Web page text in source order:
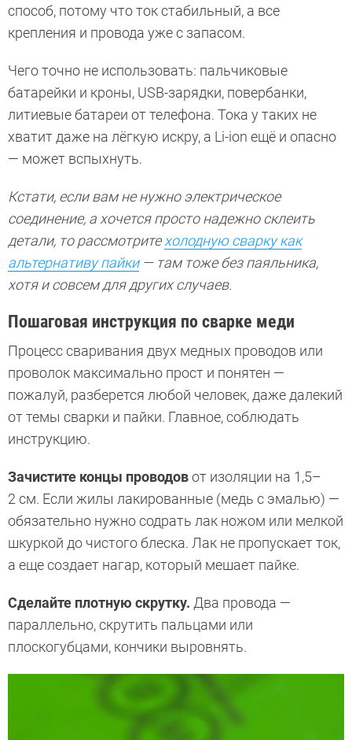
способ, потому что ток стабильный, а все
крепления и провода уже с запасом.
Чего точно не использовать: пальчиковые
батарейки и кроны, USB-зарядки, повербанки,
литиевые батареи от телефона. Тока у таких не
хватит даже на лёгкую искру, а Li-ion ещё и опасно
— может вспыхнуть.
Кстати, если вам не нужно электрическое
соединение, а хочется просто надежно склеить
детали, то рассмотритехолодную сварку как
альтернативу пайки— там тоже без паяльника,
хотя и совсем для других случаев.
Пошаговая инструкция по сварке меди
Процесс сваривания двух медных проводов или
проволок максимально прост и понятен —
пожалуй, разберется любой человек, даже далекий
от темы сварки и пайки. Главное, соблюдать
инструкцию.
Зачистите концы проводовот изоляции на 1,5–
2 см. Если жилы лакированные (медь с эмалью) —
обязательно нужно содрать лак ножом или мелкой
шкуркой до чистого блеска. Лак не пропускает ток,
а еще создает нагар, который мешает пайке.
Сделайте плотную скрутку. Два провода —
параллельно, скрутить пальцами или
плоскогубцами, кончики выровнять.